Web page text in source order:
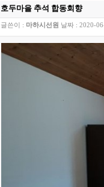
호두마을 추석 합동회향
글쓴이 : 마하시선원 날짜 : 2020-